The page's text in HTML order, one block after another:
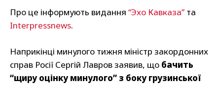
Про це інформують видання “Эхо Кавказа” та
Interpressnews.
Наприкінці минулого тижня міністр закордонних
справ Росії Сергій Лавров заявив, що бачить
“щиру оцінку минулого” з боку грузинської